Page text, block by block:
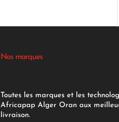
Nos marques
Toutes les marques et les
Africapap Alger Oran aux
livraison.